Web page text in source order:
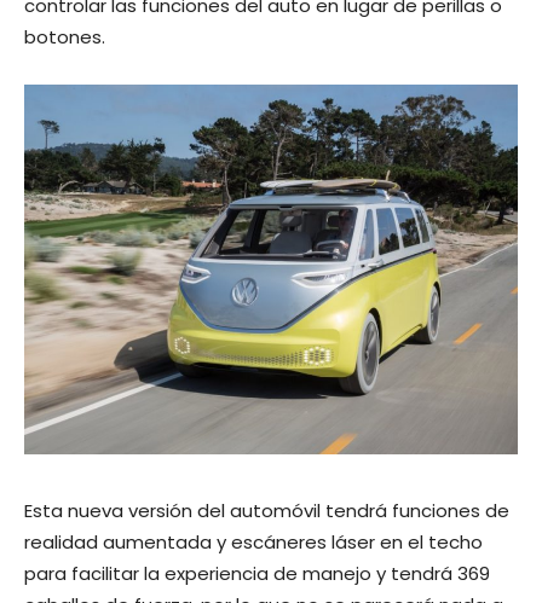
controlar las funciones del auto en lugar de perillas o
botones.
Esta nueva versión del automóvil tendrá funciones de
realidad aumentada y escáneres láser en el techo
para facilitar la experiencia de manejo y tendrá 369